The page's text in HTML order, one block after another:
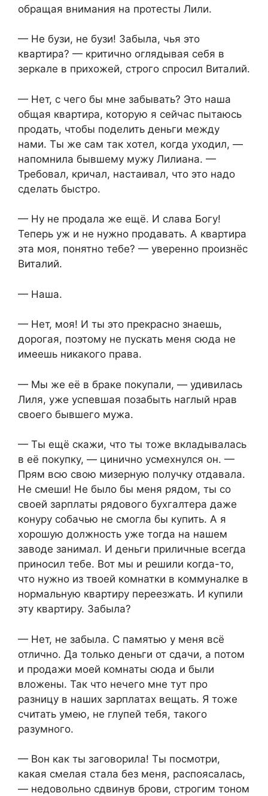
обращая внимания на протесты Лили.
— Не бузи, не бузи! Забыла, чья это
квартира? — критично оглядывая себя в
зеркале в прихожей, строго спросил Виталий.
— Нет, с чего бы мне забывать? Это наша
общая квартира, которую я сейчас пытаюсь
продать, чтобы поделить деньги между
нами. Ты же сам так хотел, когда уходил, —
напомнила бывшему мужу Лилиана. —
Требовал, кричал, настаивал, что это надо
сделать быстро.
— Ну не продала же ещё. И слава Богу!
Теперь уж и не нужно продавать. А квартира
эта моя, понятно тебе? — уверенно произнёс
Виталий.
— Наша.
— Нет, моя! И ты это прекрасно знаешь,
дорогая, поэтому не пускать меня сюда не
имеешь никакого права.
— Мы же её в браке покупали, — удивилась
Лиля, уже успевшая позабыть наглый нрав
своего бывшего мужа.
— Ты ещё скажи, что ты тоже вкладывалась
в её покупку, — цинично усмехнулся он. —
Прям всю свою мизерную получку отдавала.
Не смеши! Не было бы меня рядом, ты со
своей зарплаты рядового бухгалтера даже
конуру собачью не смогла бы купить. А я
хорошую должность уже тогда на нашем
заводе занимал. И деньги приличные всегда
приносил тебе. Вот мы и решили когда-то,
что нужно из твоей комнатки в коммуналке в
нормальную квартиру переезжать. И купили
эту квартиру. Забыла?
— Нет, не забыла. С памятью у меня всё
отлично. Да только деньги от сдачи, а потом
и продажи моей комнаты сюда и были
вложены. Так что нечего мне тут про
разницу в наших зарплатах вещать. Я тоже
считать умею, не глупей тебя, такого
разумного.
— Вон как ты заговорила! Ты посмотри,
какая смелая стала без меня, распоясалась,
— недовольно сдвинув брови, строгим тоном